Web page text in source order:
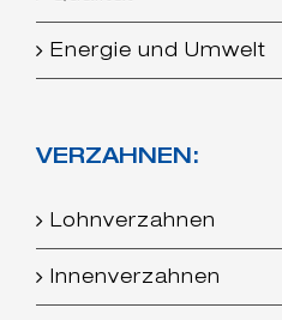
Energie und Umwelt
VERZAHNEN:
Lohnverzahnen
Innenverzahnen